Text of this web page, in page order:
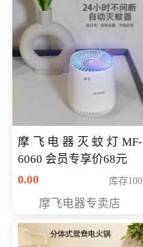
摩飞电器灭蚊灯MF-
6060 会员专享价68元
0.00
库存100
摩飞电器专卖店